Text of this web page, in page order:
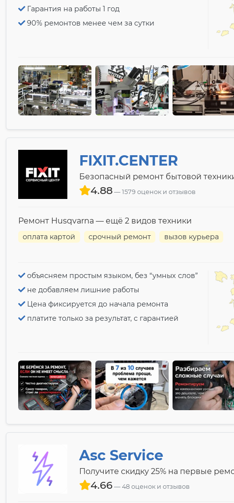
Гарантия на работы 1 год
90% ремонтов менее чем за сутки
FIXIT.CENTER
Безопасный ремонт бытовой
4.88 1579 оценок и отзывов
Ремонт Husqvarna — ещё 2 видов техники
оплата картой срочный ремонт вызов курьера
объясняем простым языком, без “умных слов”
не добавляем лишние работы
Цена фиксируется до начала ремонта
платите только за результат, с гарантией
Asc Service
Получите скидку 25% на первые
4.66 48 оценок и отзывов